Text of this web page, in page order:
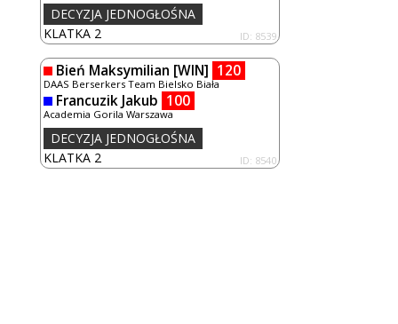
KLATKA 2 ID: 8539
DECYZJA JEDNOGŁOŚNA
Bień Maksymilian [WIN] 120
DAAS Berserkers Team Bielsko Biała
Francuzik Jakub 100
Academia Gorila Warszawa
KLATKA 2 ID: 8540
DECYZJA JEDNOGŁOŚNA